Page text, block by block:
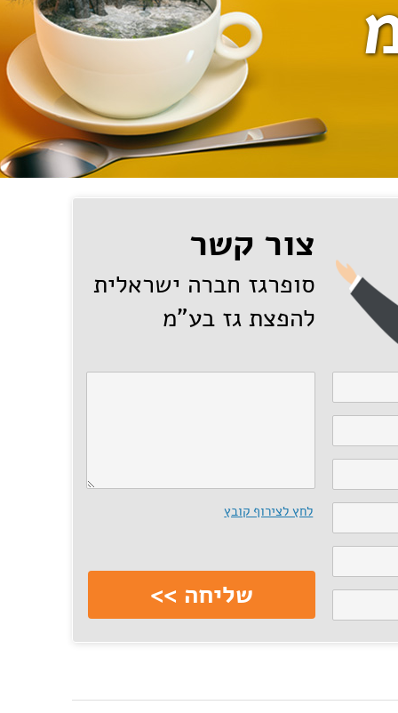
צור קשר
סופרגז חברה ישראלית
להפצת גז בע"מ
לחץ לצירוף קובץ